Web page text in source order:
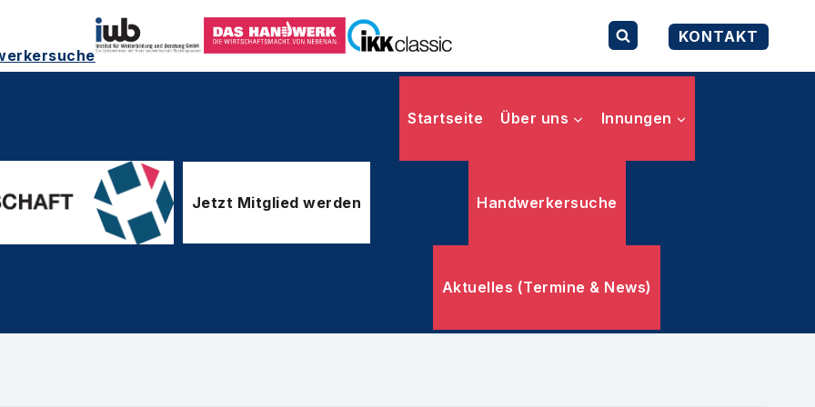
KONTAKT
Jetzt Mitglied werden
Startseite Über uns Innungen
Handwerkersuche
Aktuelles (Termine & News)